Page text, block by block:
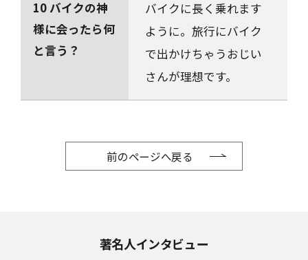
10 バイクの神
様に会ったら何
と言う？
バイクに長く乗れます
ように。旅行にバイク
で出かけちゃうおじい
さんが理想です。
前のページへ戻る
著名人インタビュー